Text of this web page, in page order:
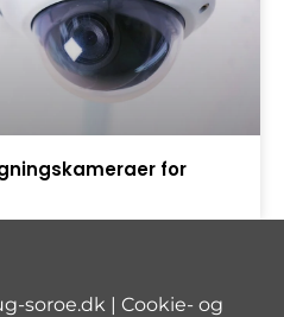
for
soroe.dk | Cookie- og